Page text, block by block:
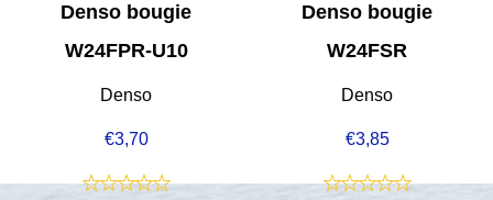
Denso bougie
W24FPR-U10
Denso
€3,70
Denso bougie
W24FSR
Denso
€3,85